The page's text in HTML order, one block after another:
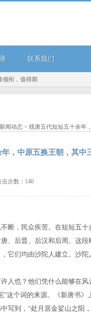
联系我们
值得期待！...
新闻动态 > 残唐五代短短五十余年
，中原五换王朝，其中
次数：140
断，民众疾苦。在短短五
、后晋、后汉和后周。这
它们均由沙陀人建立。沙
人也？他们凭什么能够在
”这个词的来源。《新唐书
写到，“处月居金娑山之阳